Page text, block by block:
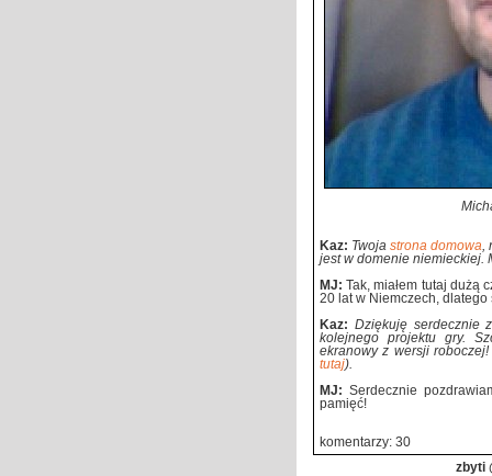
Kaz: Twoja strona domowa
jest w domenie niemieckiej.
MJ:Tak, miałem tutaj dużą
20 lat w Niemczech,
Kaz: Dziękuję serdecznie
kolejnego projektu gry.
ekranowy z wersji
tutaj).
MJ:Serdecznie
pamięć!
komentarzy: 30
zbyti